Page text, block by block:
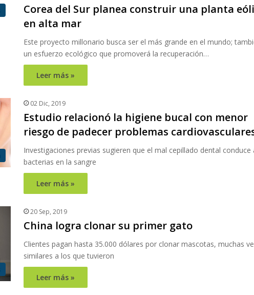
Corea del Sur planea construir una planta
en alta mar
Este proyecto millonario busca ser el más grande en el mundo;
un esfuerzo ecológico que promoverá la recuperación…
Leer más »
02 Dic, 2019
Estudio relacionó la higiene bucal con menor
riesgo de padecer problemas
Investigaciones previas sugieren que el mal cepillado dental conduce
bacterias en la sangre
Leer más »
20 Sep, 2019
China logra clonar su primer gato
Clientes pagan hasta 35.000 dólares por clonar mascotas, muchas
similares a los que tuvieron
Leer más »